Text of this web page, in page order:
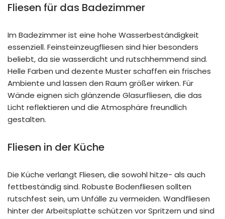
Fliesen für das Badezimmer
Im Badezimmer ist eine hohe Wasserbeständigkeit
essenziell. Feinsteinzeugfliesen sind hier besonders
beliebt, da sie wasserdicht und rutschhemmend sind.
Helle Farben und dezente Muster schaffen ein frisches
Ambiente und lassen den Raum größer wirken. Für
Wände eignen sich glänzende Glasurfliesen, die das
Licht reflektieren und die Atmosphäre freundlich
gestalten.
Fliesen in der Küche
Die Küche verlangt Fliesen, die sowohl hitze- als auch
fettbeständig sind. Robuste Bodenfliesen sollten
rutschfest sein, um Unfälle zu vermeiden. Wandfliesen
hinter der Arbeitsplatte schützen vor Spritzern und sind